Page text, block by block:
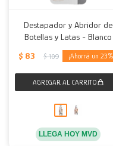
Destapador y Abridor de
Botellas y Latas - Blanco
$ 83 $ 109 23
LLEGA HOY MVD